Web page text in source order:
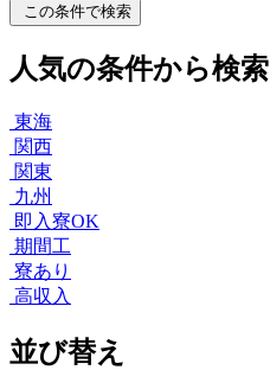
この条件で検索
人気の条件から検索
東海
関西
関東
九州
即入寮OK
期間工
寮あり
高収入
並び替え